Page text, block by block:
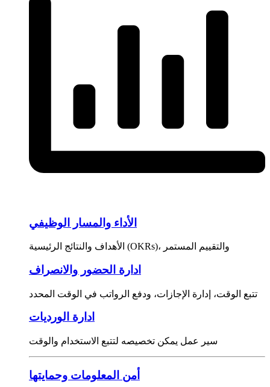
الأداء والمسار الوظيفي
الأهداف والنتائج الرئيسية (OKRs)، والتقييم المستمر
ادارة الحضور والانصراف
تتبع الوقت، إدارة الإجازات، ودفع الرواتب في الوقت المحدد
ادارة الورديات
سير عمل يمكن تخصيصه لتتبع الاستخدام والوقت
أمن المعلومات وحمايتها